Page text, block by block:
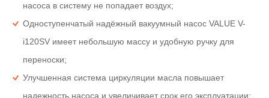
насоса в систему не попадает воздух;
Одноступенчатый надёжный вакуумный насос VALUE V-
i120SV имеет небольшую массу и удобную ручку для
переноски;
Улучшенная система циркуляции масла повышает
надежность насоса и увеличивает срок его эксплуатации;